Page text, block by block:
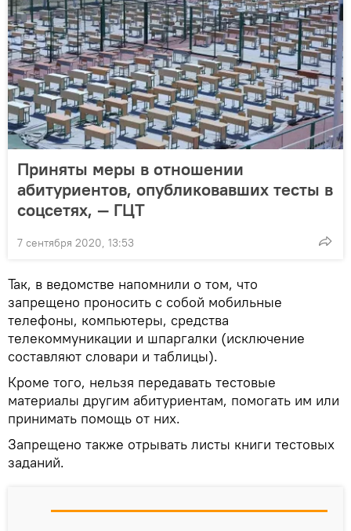
Приняты меры в отношении
абитуриентов, опубликовавших тесты в
соцсетях, — ГЦТ
7 сентября 2020, 13:53
Так, в ведомстве напомнили о том, что
запрещено проносить с собой мобильные
телефоны, компьютеры, средства
телекоммуникации и шпаргалки (исключение
составляют словари и таблицы).
Кроме того, нельзя передавать тестовые
материалы другим абитуриентам, помогать им или
принимать помощь от них.
Запрещено также отрывать листы книги тестовых
заданий.